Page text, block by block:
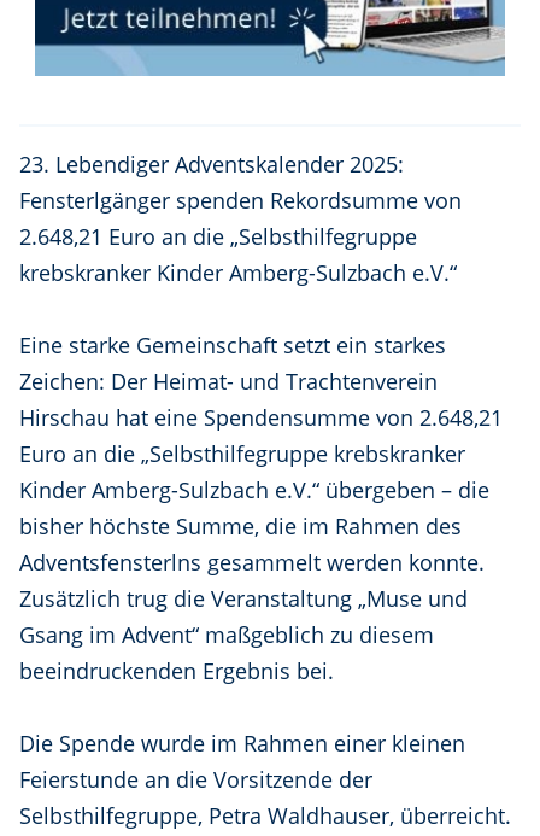
23. Lebendiger Adventskalender 2025:
Fensterlgänger spenden Rekordsumme von
2.648,21 Euro an die „Selbsthilfegruppe
krebskranker Kinder Amberg-Sulzbach e.V.“
Eine starke Gemeinschaft setzt ein starkes
Zeichen: Der Heimat- und Trachtenverein
Hirschau hat eine Spendensumme von 2.648,21
Euro an die „Selbsthilfegruppe krebskranker
Kinder Amberg-Sulzbach e.V.“ übergeben – die
bisher höchste Summe, die im Rahmen des
Adventsfensterlns gesammelt werden konnte.
Zusätzlich trug die Veranstaltung „Muse und
Gsang im Advent“ maßgeblich zu diesem
beeindruckenden Ergebnis bei.
Die Spende wurde im Rahmen einer kleinen
Feierstunde an die Vorsitzende der
Selbsthilfegruppe, Petra Waldhauser, überreicht.